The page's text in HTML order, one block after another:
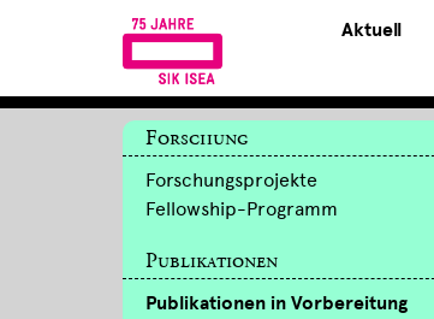
Aktuell
Forschung
Forschungsprojekte
Fellowship-Programm
Publikationen
Publikationen in Vorbereitung